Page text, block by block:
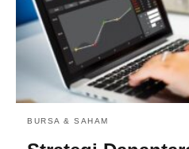
BURSA & SAHAM